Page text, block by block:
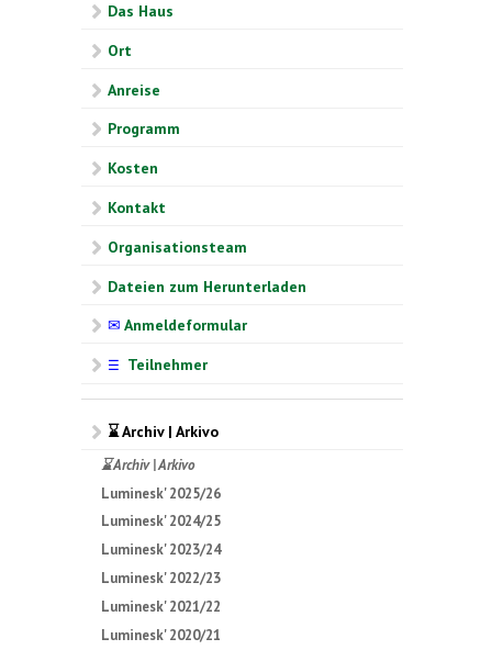
Das Haus
Ort
Anreise
Programm
Kosten
Kontakt
Organisationsteam
Dateien zum Herunterladen
✉ Anmeldeformular
☰ Teilnehmer
⌛ Archiv | Arkivo
⌛ Archiv | Arkivo
Luminesk' 2025/26
Luminesk' 2024/25
Luminesk' 2023/24
Luminesk' 2022/23
Luminesk' 2021/22
Luminesk' 2020/21